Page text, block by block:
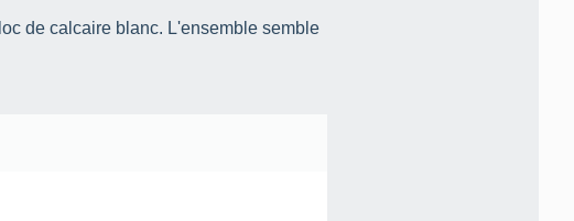
de calcaire blanc. L'ensemble semble